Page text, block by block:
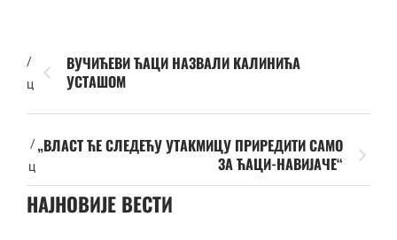
/
ц
ВУЧИЋЕВИ ЋАЦИ НАЗВАЛИ КАЛИНИЋА
УСТАШОМ
/
ц
„ВЛАСТ ЋЕ СЛЕДЕЋУ УТАКМИЦУ ПРИРЕДИТИ САМО
ЗА ЋАЦИ-НАВИЈАЧЕ“
НАЈНОВИЈЕ ВЕСТИ